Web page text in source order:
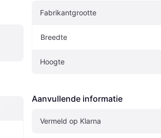
Fabrikantgrootte
Breedte
Hoogte
Aanvullende informatie
Vermeld op Klarna